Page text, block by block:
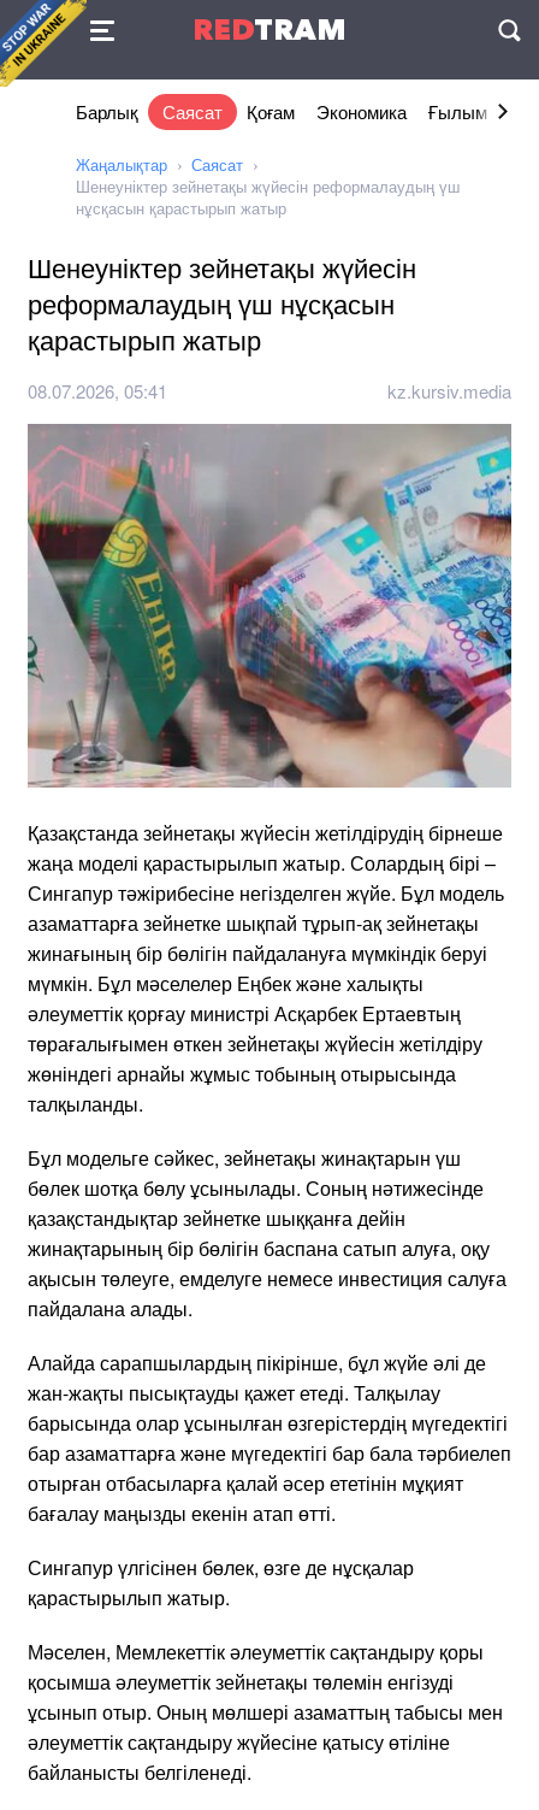
REDTRAM
Келісімі
Барлық Саясат Қоғам Экономика Ғылым және
Жаңалықтар
Саясат
Шенеуніктер зейнетақы жүйесін реформалаудың үш
нұсқасын қарастырып жатыр
Шенеуніктер зейнетақы жүйесін
реформалаудың үш нұсқасын
қарастырып жатыр
08.07.2026, 05:41 kz.kursiv.media
Қазақстанда зейнетақы жүйесін жетілдірудің бірнеше
жаңа моделі қарастырылып жатыр. Солардың бірі –
Сингапур тәжірибесіне негізделген жүйе. Бұл модель
азаматтарға зейнетке шықпай тұрып-ақ зейнетақы
жинағының бір бөлігін пайдалануға мүмкіндік беруі
мүмкін. Бұл мәселелер Еңбек және халықты
әлеуметтік қорғау министрі Асқарбек Ертаевтың
төрағалығымен өткен зейнетақы жүйесін жетілдіру
жөніндегі арнайы жұмыс тобының отырысында
талқыланды.
Бұл модельге сәйкес, зейнетақы жинақтарын үш
бөлек шотқа бөлу ұсынылады. Соның нәтижесінде
қазақстандықтар зейнетке шыққанға дейін
жинақтарының бір бөлігін баспана сатып алуға, оқу
ақысын төлеуге, емделуге немесе инвестиция салуға
пайдалана алады.
Алайда сарапшылардың пікірінше, бұл жүйе әлі де
жан-жақты пысықтауды қажет етеді. Талқылау
барысында олар ұсынылған өзгерістердің мүгедектігі
бар азаматтарға және мүгедектігі бар бала тәрбиелеп
отырған отбасыларға қалай әсер ететінін мұқият
бағалау маңызды екенін атап өтті.
Сингапур үлгісінен бөлек, өзге де нұсқалар
қарастырылып жатыр.
Мәселен, Мемлекеттік әлеуметтік сақтандыру қоры
қосымша әлеуметтік зейнетақы төлемін енгізуді
ұсынып отыр. Оның мөлшері азаматтың табысы мен
әлеуметтік сақтандыру жүйесіне қатысу өтіліне
байланысты белгіленеді.